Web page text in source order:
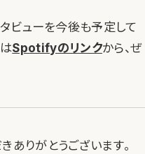
ューを今後も予定して
Spotifyのリンクから、ぜ
ありがとうございます。